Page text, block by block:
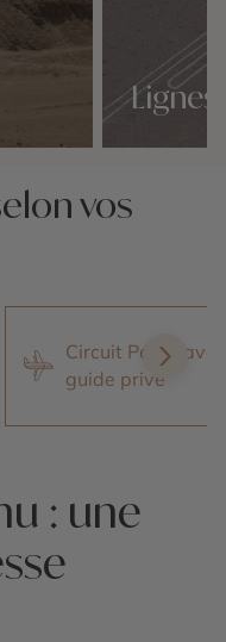
Lignes
vos
Circuit Pérou avec
guide privé
: une